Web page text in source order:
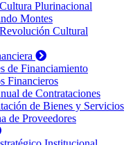
Plurinacional
Montes
Cultural
de Financiamiento
Financieros
de Contrataciones
de Bienes y Servicios
de Proveedores